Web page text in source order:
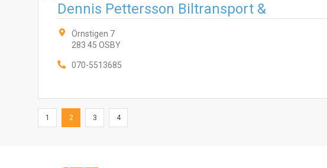
Dennis Pettersson Biltransport &
Örnstigen 7
283 45 OSBY
070-5513685
1 2 3 4